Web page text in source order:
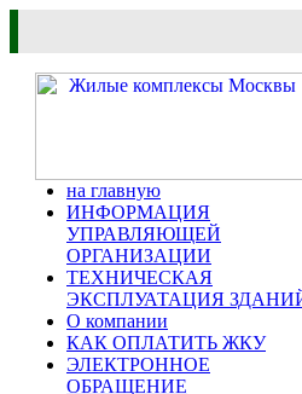
на главную
ИНФОРМАЦИЯ
УПРАВЛЯЮЩЕЙ
ОРГАНИЗАЦИИ
ТЕХНИЧЕСКАЯ
ЭКСПЛУАТАЦИЯ
О компании
КАК ОПЛАТИТЬ ЖКУ
ЭЛЕКТРОННОЕ
ОБРАЩЕНИЕ